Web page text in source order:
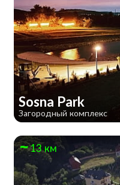
Sosna Park
Загородный комплекс
13 км